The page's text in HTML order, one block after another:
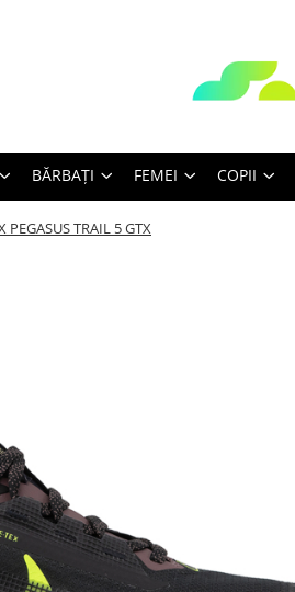
BĂRBAŢI FEMEI COPII
PEGASUS TRAIL 5 GTX